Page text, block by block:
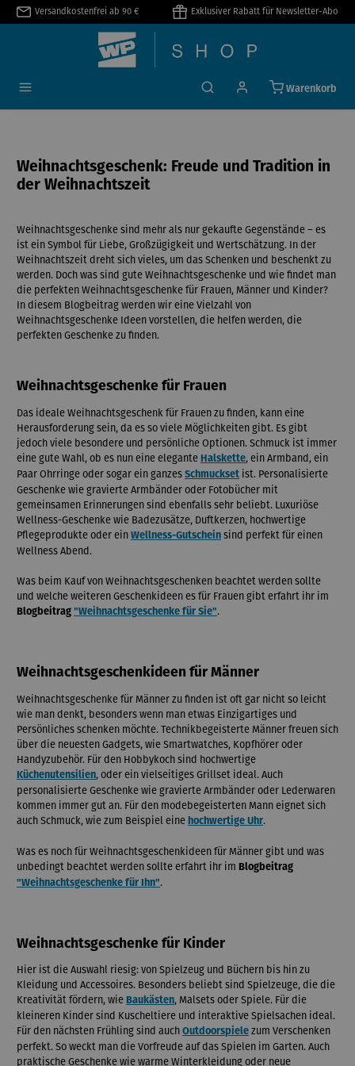
springen
Versandkostenfrei ab 90 € Exklusiver Rabatt für Newsletter-Abo
Warenkorb
Weihnachtsgeschenk: Freude und Tradition in
der Weihnachtszeit
Weihnachtsgeschenke sind mehr als nur gekaufte Gegenstände – es
ist ein Symbol für Liebe, Großzügigkeit und Wertschätzung. In der
Weihnachtszeit dreht sich vieles, um das Schenken und beschenkt zu
werden. Doch was sind gute Weihnachtsgeschenke und wie findet man
die perfekten Weihnachtsgeschenke für Frauen, Männer und Kinder?
In diesem Blogbeitrag werden wir eine Vielzahl von
Weihnachtsgeschenke Ideen vorstellen, die helfen werden, die
perfekten Geschenke zu finden.
Weihnachtsgeschenke für Frauen
Das ideale Weihnachtsgeschenk für Frauen zu finden, kann eine
Herausforderung sein, da es so viele Möglichkeiten gibt. Es gibt
jedoch viele besondere und persönliche Optionen. Schmuck ist immer
eine gute Wahl, ob es nun eine elegante Halskette, ein Armband, ein
Paar Ohrringe oder sogar ein ganzes Schmuckset ist. Personalisierte
Geschenke wie gravierte Armbänder oder Fotobücher mit
gemeinsamen Erinnerungen sind ebenfalls sehr beliebt. Luxuriöse
Wellness-Geschenke wie Badezusätze, Duftkerzen, hochwertige
Pflegeprodukte oder ein Wellness-Gutschein sind perfekt für einen
Wellness Abend.
Was beim Kauf von Weihnachtsgeschenken beachtet werden sollte
und welche weiteren Geschenkideen es für Frauen gibt erfahrt ihr im
Blogbeitrag "Weihnachtsgeschenke für Sie".
Weihnachtsgeschenkideen für Männer
Weihnachtsgeschenke für Männer zu finden ist oft gar nicht so leicht
wie man denkt, besonders wenn man etwas Einzigartiges und
Persönliches schenken möchte. Technikbegeisterte Männer freuen sich
über die neuesten Gadgets, wie Smartwatches, Kopfhörer oder
Handyzubehör. Für den Hobbykoch sind hochwertige
Küchenutensilien, oder ein vielseitiges Grillset ideal. Auch
personalisierte Geschenke wie gravierte Armbänder oder Lederwaren
kommen immer gut an. Für den modebegeisterten Mann eignet sich
auch Schmuck, wie zum Beispiel eine hochwertige Uhr.
Was es noch für Weihnachtsgeschenkideen für Männer gibt und was
unbedingt beachtet werden sollte erfahrt ihr im Blogbeitrag
"Weihnachtsgeschenke für Ihn".
Weihnachtsgeschenke für Kinder
Hier ist die Auswahl riesig: von Spielzeug und Büchern bis hin zu
Kleidung und Accessoires. Besonders beliebt sind Spielzeuge, die die
Kreativität fördern, wie Baukästen, Malsets oder Spiele. Für die
kleineren Kinder sind Kuscheltiere und interaktive Spielsachen ideal.
Für den nächsten Frühling sind auch Outdoorspiele zum Verschenken
perfekt. So weckt man die Vorfreude auf das Spielen im Garten. Auch
praktische Geschenke wie warme Winterkleidung oder neue